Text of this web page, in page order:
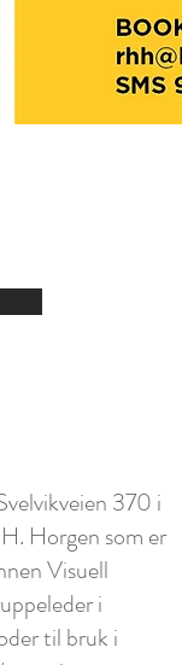
370 i
Horgen som er
Visuell
i
til bruk i